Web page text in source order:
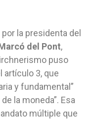
la presidenta del
del Pont,
puso
artículo 3, que
y fundamental”
la moneda”. Esa
múltiple que